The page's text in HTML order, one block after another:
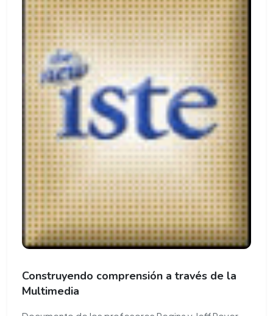
Construyendo comprensión a través de la
Multimedia